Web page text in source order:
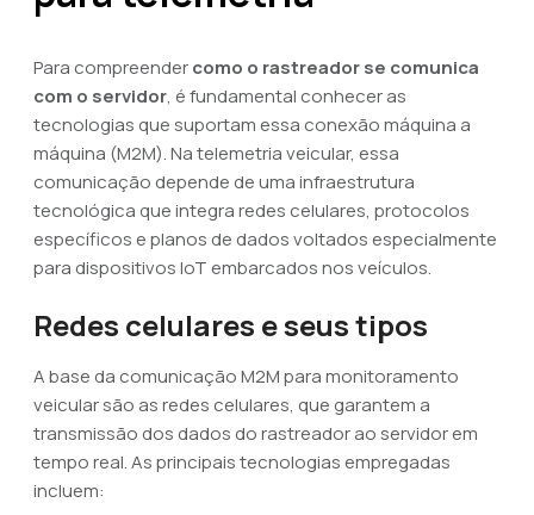
Para compreendercomo o rastreador se comunica
com o servidor, é fundamental conhecer as
tecnologias que suportam essa conexão máquina a
máquina (M2M). Na telemetria veicular, essa
comunicação depende de uma infraestrutura
tecnológica que integra redes celulares, protocolos
específicos e planos de dados voltados especialmente
para dispositivos IoT embarcados nos veículos.
Redes celulares e seus tipos
A base da comunicação M2M para monitoramento
veicular são as redes celulares, que garantem a
transmissão dos dados do rastreador ao servidor em
tempo real. As principais tecnologias empregadas
incluem: